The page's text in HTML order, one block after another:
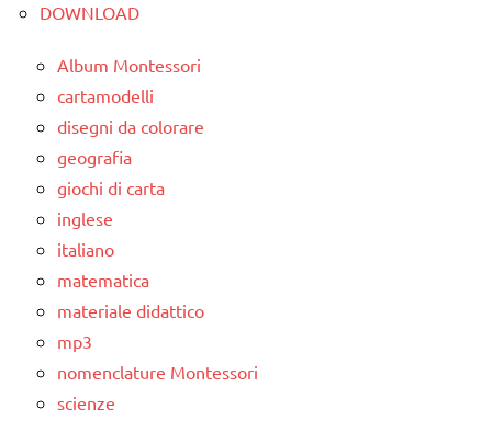
STAGIONI
TUTTI GLI
ARTICOLI
DOWNLOAD
Album Montessori
cartamodelli
disegni da colorare
geografia
giochi di carta
inglese
italiano
matematica
materiale didattico
mp3
nomenclature Montessori
scienze